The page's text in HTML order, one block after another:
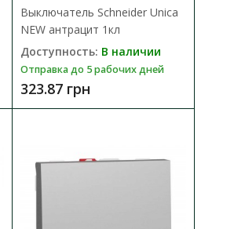
В КОРЗИНУ
В сравнения
Выключатель Schneider Unica
NEW антрацит 1кл
Доступность: В наличии
Отправка до 5 рабочих дней
323.87 грн